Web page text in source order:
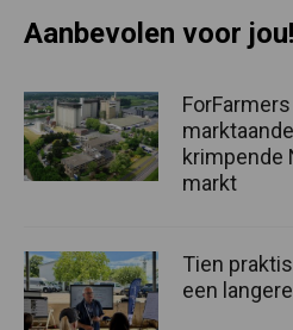
Aanbevolen voor jou!
krimpende
markt
Tien
een